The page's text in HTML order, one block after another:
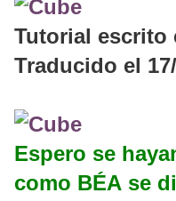
Tutorial escrito
Traducido el
Espero se
como BÉA se